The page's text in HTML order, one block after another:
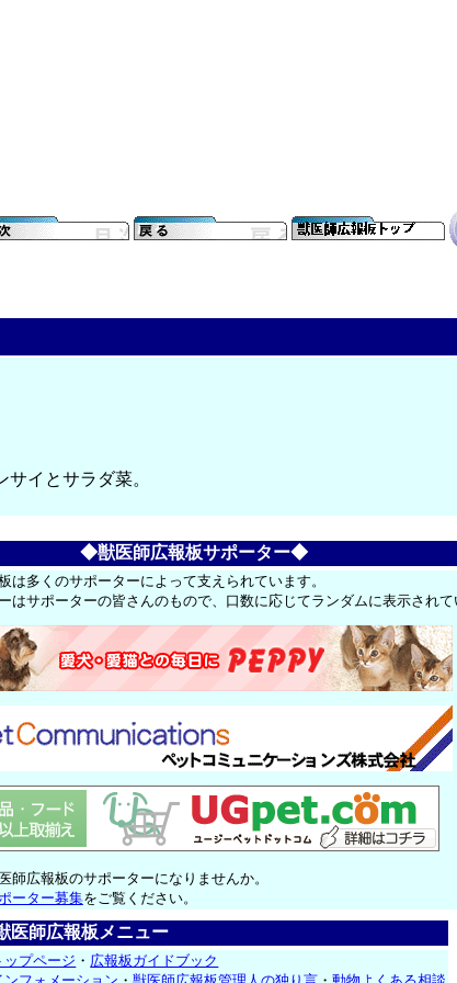
イとサラダ菜。
◆獣医師広報板サポーター◆
は多くのサポーターによって支えられています。
はサポーターの皆さんのもので、口数に応じてランダムに表示され
師広報板のサポーターになりませんか。
ーター募集をご覧ください。
医師広報板メニュー
ップページ ・ 広報板ガイドブック